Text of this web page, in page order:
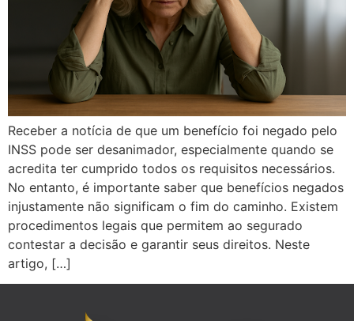
Receber a notícia de que um benefício foi negado pelo
INSS pode ser desanimador, especialmente quando se
acredita ter cumprido todos os requisitos necessários.
No entanto, é importante saber que benefícios negados
injustamente não significam o fim do caminho. Existem
procedimentos legais que permitem ao segurado
contestar a decisão e garantir seus direitos. Neste
artigo, […]